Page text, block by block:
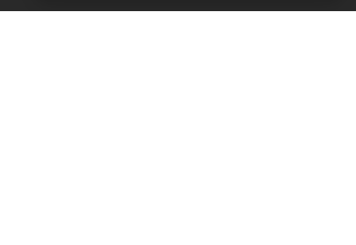
Volkswagen